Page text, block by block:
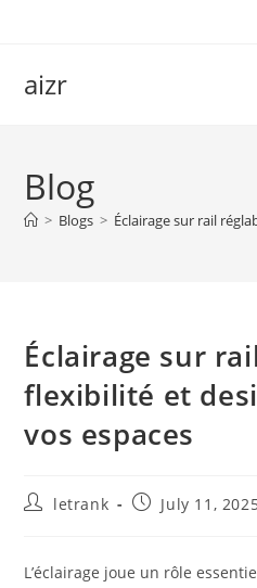
aizr
Blog
> Blogs > Éclairage sur rail
Éclairage sur
flexibilité et
vos espaces
Postletrank
PostJuly 11,
L’éclairage joue un rôle